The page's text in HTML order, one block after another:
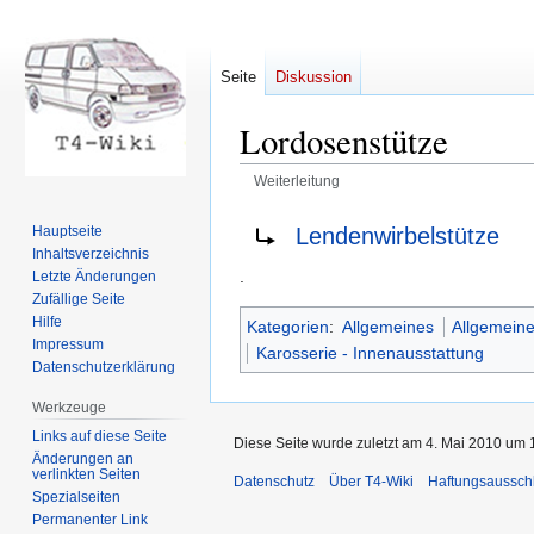
Lordosenstütze
Weiterleitung
Navigation
Suche
Weiterleitung nach:
Lendenwirbelstütze
Kategorien: Allgemeines
Karosserie - Innenausstattung
Seite Diskussion
Hauptseite
Inhaltsverzeichnis
Letzte Änderungen
Zufällige Seite
Hilfe
Impressum
Datenschutzerklärung
Werkzeuge
Links auf diese Seite
Änderungen an
verlinkten Seiten
Spezialseiten
Permanenter Link
Diese Seite wurde zuletzt am 4. Mai 2010 um
Datenschutz Über T4-Wiki